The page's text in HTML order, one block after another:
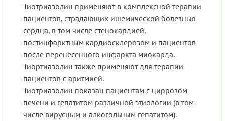
Тиотриазолин применяют в комплексной терапии
пациентов, страдающих ишемической болезнью
сердца, в том числе стенокардией,
постинфарктным кардиосклерозом и пациентов
после перенесенного инфаркта миокарда.
Тиортиазолин также применяют для терапии
пациентов с аритмией.
Тиотриазолин показан пациентам с циррозом
печени и гепатитом различной этиологии (в том
числе вирусным и алкогольным гепатитом).